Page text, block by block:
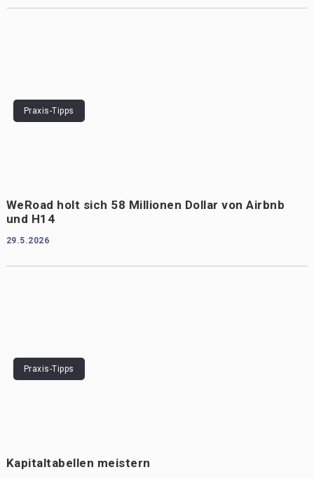
Praxis-Tipps
WeRoad holt sich 58 Millionen Dollar von Airbnb
und H14
29.5.2026
Praxis-Tipps
Kapitaltabellen meistern